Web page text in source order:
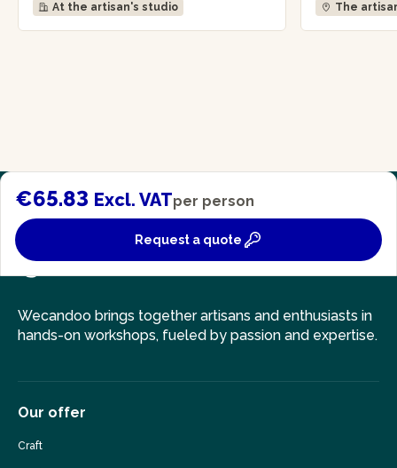
At the artisan's studio
The
€65.83 Excl. VATper person
Request a quote
Wecandoo brings together artisans and enthusiasts in
hands-on workshops, fueled by passion and expertise.
Our offer
Craft